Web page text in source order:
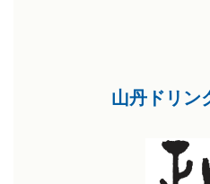
山丹ドリン